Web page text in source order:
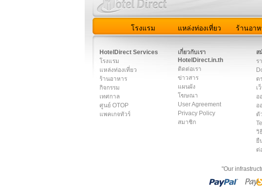
โรงแรม แหล่งท่องเที่ยว ร้านอาห
HotelDirect Services
โรงแรม
แหล่งท่องเที่ยว
ร้านอาหาร
กิจกรรม
เทศกาล
ศูนย์ OTOP
แพคเกจทัวร์
เกี่ยวกับเรา
HotelDirect.in.th
ติดต่อเรา
ข่าวสาร
แผนผัง
โฆษณา
User Agreement
Privacy Policy
สมาชิก
ส
ร
ต
เ
อ
อ
ตั
วิ
ยื
ต่
"Our